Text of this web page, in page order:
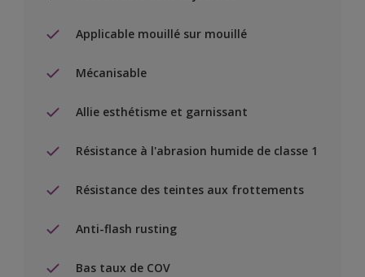
Applicable mouillé sur mouillé
Mécanisable
Allie esthétisme et garnissant
Résistance à l'abrasion humide de classe 1
Résistance des teintes aux frottements
Anti-flash rusting
Bas taux de COV